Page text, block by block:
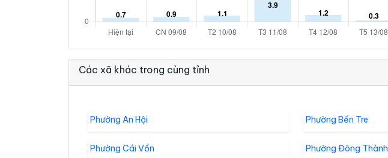
Các xã khác trong cùng tỉnh
Phường An Hội Phường Bến Tre
Phường Cái Vồn Phường Đông Thành